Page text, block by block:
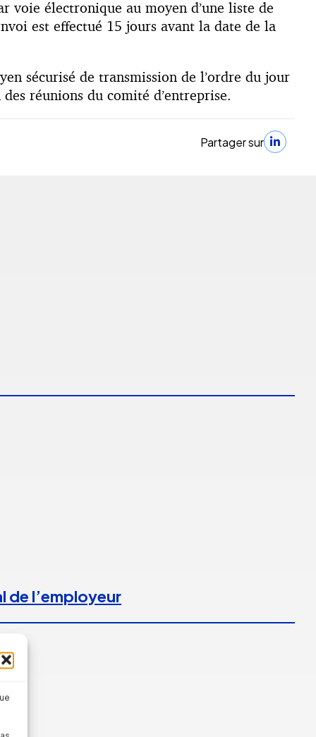
voie électronique au moyen d’une liste de
est effectué 15 jours avant la date de la
sécurisé de transmission de l’ordre du jour
réunions du comité d’entreprise.
Partager sur
de l’employeur